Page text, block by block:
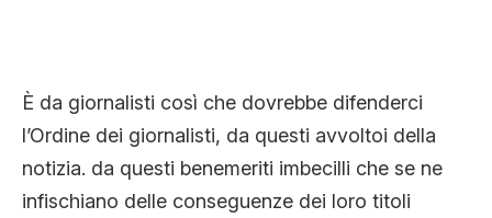
È da giornalisti così che dovrebbe difenderci
l’Ordine dei giornalisti, da questi avvoltoi della
notizia. da questi benemeriti imbecilli che se ne
infischiano delle conseguenze dei loro titoli